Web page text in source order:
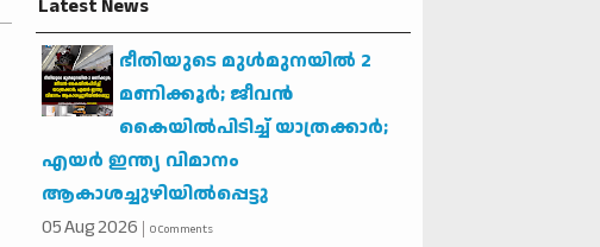
Latest News
ഭീതിയുടെ മുള്‍മുനയില്‍ 2
മണിക്കൂര്‍; ജീവന്‍
കൈയില്‍പിടിച്ച് യാത്രക്കാര്‍;
എയര്‍ ഇന്ത്യ വിമാനം
ആകാശച്ചുഴിയില്‍പ്പെട്ടു
05Aug2026 0 Comments